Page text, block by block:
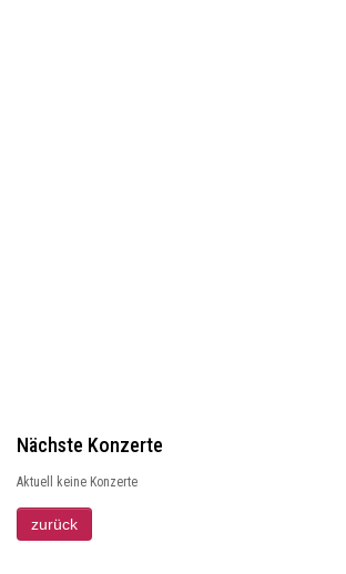
Nächste Konzerte
Aktuell keine Konzerte